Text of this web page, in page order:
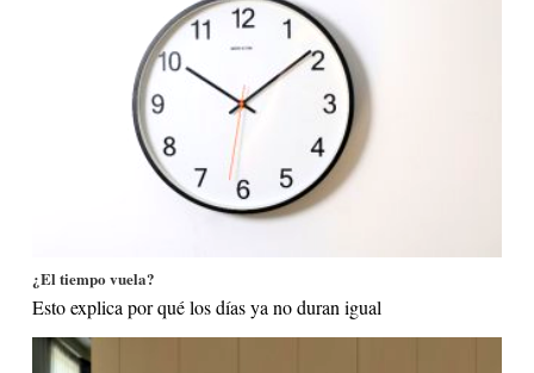
¿El tiempo vuela?
Esto explica por qué los días ya no duran igual